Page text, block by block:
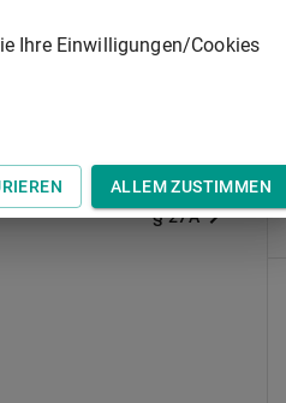
§ 27A
Ihre Einwilligungen/Cookies
ALLEM ZUSTIMMEN